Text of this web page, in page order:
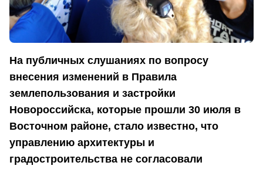
На публичных слушаниях по вопросу
внесения изменений в Правила
землепользования и застройки
Новороссийска, которые прошли 30 июля в
Восточном районе, стало известно, что
управлению архитектуры и
градостроительства не согласовали